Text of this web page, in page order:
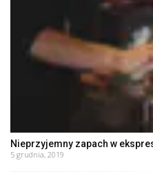
Nieprzyjemny zapach w
5 grudnia, 2019